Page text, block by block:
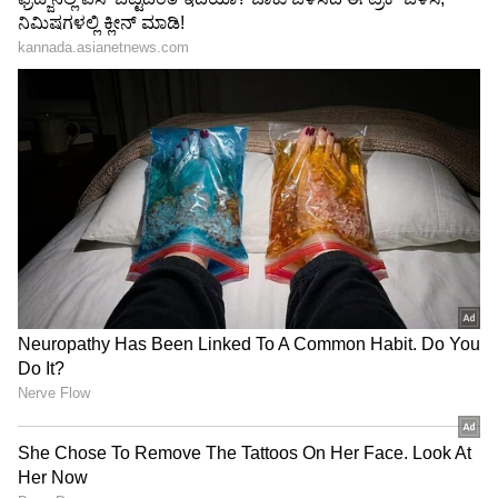
ಟಿವಿ ಕ್ವೀನ್ ಏಕ್ತಾ ಕಪೂರ್ ಅಂತಹ ವಿಷಯಗಳಲ್ಲಿ ಬಹಳಷ್ಟು
ನಂಬುತ್ತಾರೆ. ಆಕೆಯ ಹತ್ತಿರದ ಮೂಲದ ಪ್ರಕಾರ, ಯಾವುದೇ
ಹೊಸ ಕಾರ್ಯಕ್ರಮವನ್ನು ಪ್ರಾರಂಭಿಸುವ ಮೊದಲು ಏಕ್ತಾ
ನಾಯಕ ನಟರ ಜಾತಕವನ್ನು ಪರಿಶೀಲಿಸುತ್ತಾರೆ. ಇದನ್ನು
ಹೊರತುಪಡಿಸಿ, ಅವರು ಬುಧವಾರ ಯಾವುದೇ ಹೊಸ
ಕಾರ್ಯಕ್ರಮವನ್ನು ಪ್ರಾರಂಭಿಸುವುದಿಲ್ಲ.